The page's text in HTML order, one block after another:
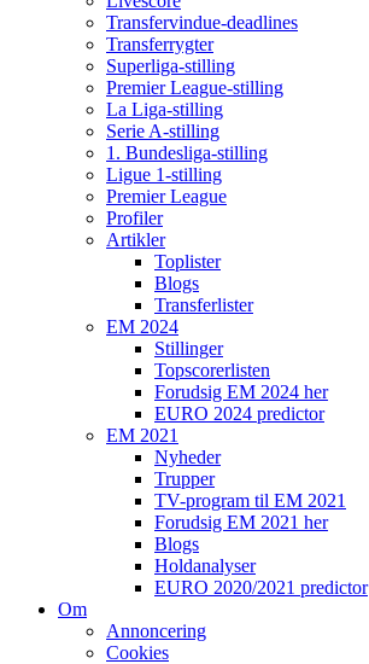
Transfervindue-deadlines
Transferrygter
Superliga-stilling
Premier League-stilling
La Liga-stilling
Serie A-stilling
1. Bundesliga-stilling
Ligue 1-stilling
Premier League
Profiler
Artikler
Toplister
Blogs
Transferlister
EM 2024
Stillinger
Topscorerlisten
Forudsig EM 2024 her
EURO 2024 predictor
EM 2021
Nyheder
Trupper
TV-program til EM 2021
Forudsig EM 2021 her
Blogs
Holdanalyser
EURO 2020/2021 predictor
Om
Annoncering
Cookies